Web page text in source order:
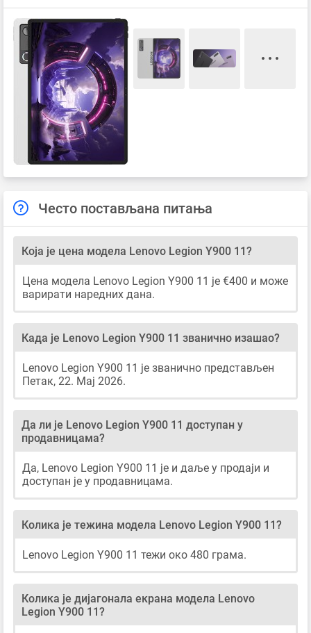
Често постављана питања
Која је цена модела Lenovo Legion Y900 11?
Цена модела Lenovo Legion Y900 11 је €400 и може
варирати наредних дана.
Када је Lenovo Legion Y900 11 званично изашао?
Lenovo Legion Y900 11 је званично представљен
Петак, 22. Мај 2026.
Да ли је Lenovo Legion Y900 11 доступан у
продавницама?
Да, Lenovo Legion Y900 11 је и даље у продаји и
доступан је у продавницама.
Колика је тежина модела Lenovo Legion Y900 11?
Lenovo Legion Y900 11 тежи око 480 грама.
Колика је дијагонала екрана модела Lenovo
Legion Y900 11?